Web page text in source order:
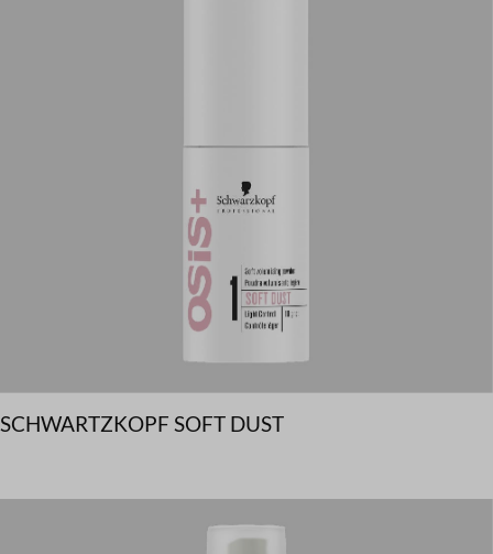
SCHWARTZKOPF SOFT DUST